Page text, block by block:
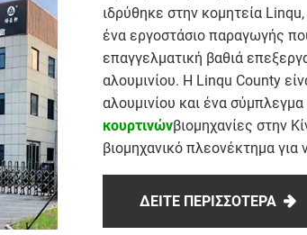
ιδρύθηκε στην κομητεία
ένα εργοστάσιο παραγωγής
επαγγελματική βαθιά
αλουμινίου. Η Linqu County
αλουμινίου και ένα σύμπλεγμα
κουρτινώνβιομηχανίες στην
βιομηχανικό πλεονέκτημα για
ΔΕΊΤΕ ΠΕΡΙΣΣΌΤΕΡΑ